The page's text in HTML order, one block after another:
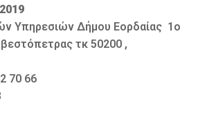
Υπηρεσιών Δήμου Εορδαίας 1ο
τκ 50200 ,
70 66